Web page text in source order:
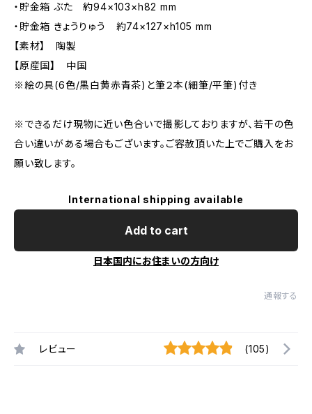
・貯金箱 ぶた 約94×103×h82 mm
・貯金箱 きょうりゅう 約74×127×h105 mm
【素材】 陶製
【原産国】 中国
※絵の具(6色/黒白黄赤青茶)と筆２本(細筆/平筆)付き
※できるだけ現物に近い色合いで撮影しておりますが、若干の色
合い違いがある場合もございます。ご容赦頂いた上でご購入をお
願い致します。
International shipping available
Add to cart
日本国内にお住まいの方向け
通報する
レビュー (105)